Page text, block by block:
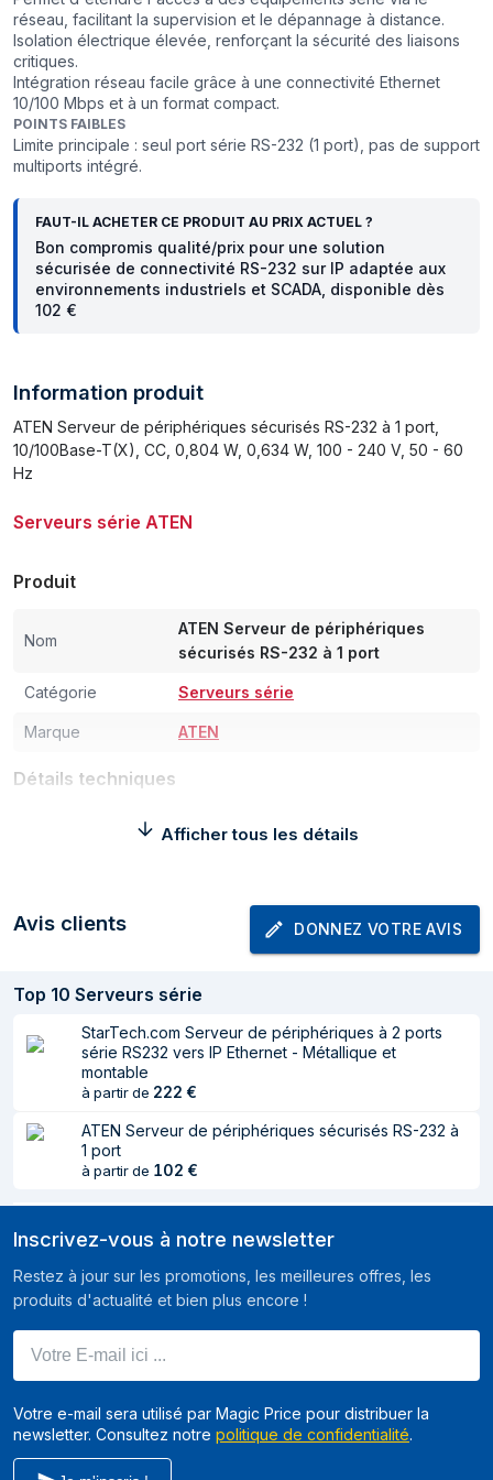
réseau, facilitant la supervision et le dépannage à distance.
Isolation électrique élevée, renforçant la sécurité des liaisons
critiques.
Intégration réseau facile grâce à une connectivité Ethernet
10/100 Mbps et à un format compact.
POINTS FAIBLES
Limite principale : seul port série RS-232 (1 port), pas de support
multiports intégré.
FAUT-IL ACHETER CE PRODUIT AU PRIX ACTUEL ?
Bon compromis qualité/prix pour une solution
sécurisée de connectivité RS-232 sur IP adaptée aux
environnements industriels et SCADA, disponible dès
102 €
Information produit
ATEN Serveur de périphériques sécurisés RS-232 à 1 port,
10/100Base-T(X), CC, 0,804 W, 0,634 W, 100 - 240 V, 50 - 60
Hz
Serveurs série ATEN
Produit
Nom
ATEN Serveur de périphériques
sécurisés RS-232 à 1 port
Catégorie Serveurs série
Marque ATEN
Détails techniques
Nombre de ports
1
série
LAN Ethernet : taux
données
10,100 Mbit/s
Vitesse de
transmission
Signaux RS-232
CTS, DCD, DSR, DTR, GND, RTS, TXD,
Tx
Données bits 5, 6, 7, 8
Type de contrôle
de flux
DTR/DSR, RTS/CTS, XON/XOFF
Bit de parité Pair, Marque, Non, Impair, Espace
Bits d'arrêt
FCC Part 15B Class A EMS: IEC
61000-4-2 ESD: Contact: 4 kV; Air: 8
Afficher tous les détails
Avis clients DONNEZ VOTRE AVIS
Top 10 Serveurs série
StarTech.com Serveur de périphériques à 2 ports
série RS232 vers IP Ethernet - Métallique et
montable
à partir de 222 €
ATEN Serveur de périphériques sécurisés RS-232 à
1 port
à partir de 102 €
Inscrivez-vous à notre newsletter
Restez à jour sur les promotions, les meilleures offres, les
produits d'actualité et bien plus encore !
Votre e-mail sera utilisé par Magic Price pour distribuer la
newsletter. Consultez notre politique de confidentialité.